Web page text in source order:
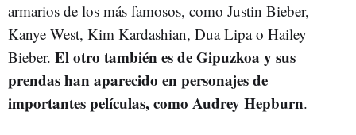
armarios de los más famosos, como Justin Bieber,
Kanye West, Kim Kardashian, Dua Lipa o Hailey
Bieber. El otro también es de Gipuzkoa y sus
prendas han aparecido en personajes de
importantes películas, como Audrey Hepburn.